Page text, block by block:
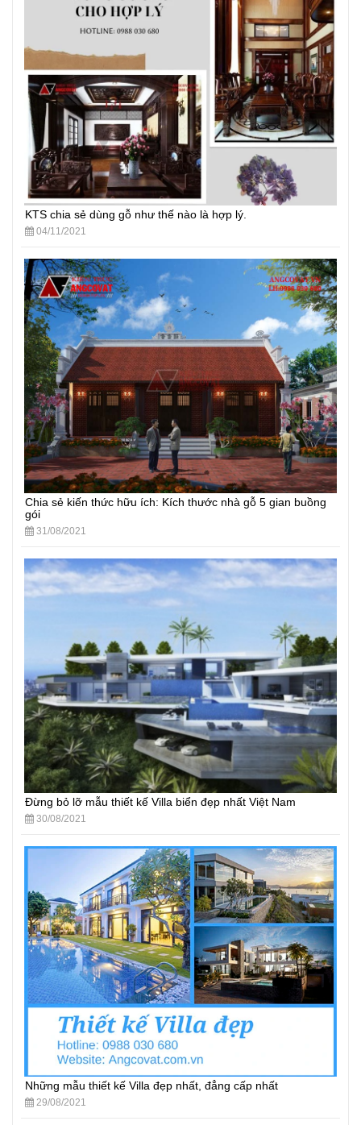
KTS chia sẻ dùng gỗ như thế nào là hợp lý.
04/11/2021
Chia sẻ kiến thức hữu ích: Kích thước nhà gỗ 5 gian buồng
gói
31/08/2021
Đừng bỏ lỡ mẫu thiết kế Villa biển đẹp nhất Việt Nam
30/08/2021
Những mẫu thiết kế Villa đẹp nhất, đẳng cấp nhất
29/08/2021